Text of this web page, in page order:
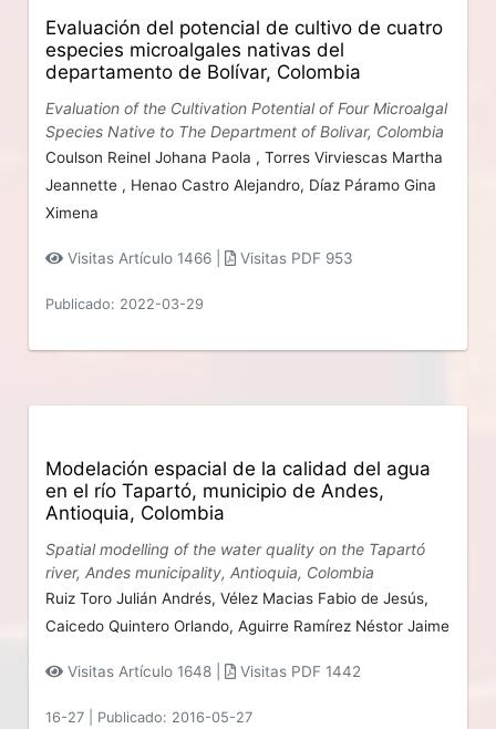
Evaluación del potencial de cultivo de cuatro
especies microalgales nativas del
departamento de Bolívar, Colombia
Evaluation of the Cultivation Potential of Four Microalgal
Species Native to The Department of Bolivar, Colombia
Coulson Reinel Johana Paola ,Torres Virviescas Martha
Jeannette , Henao Castro Alejandro, Díaz Páramo Gina
Ximena
Visitas Artículo 1466 | Visitas PDF 953
Publicado: 2022-03-29
Modelación espacial de la calidad del agua
en el río Tapartó, municipio de Andes,
Antioquia, Colombia
Spatial modelling of the water quality on the Tapartó
river, Andes municipality, Antioquia, Colombia
Ruiz Toro Julián Andrés,Vélez Macias Fabio de Jesús,
Caicedo Quintero Orlando,Aguirre Ramírez Néstor Jaime
Visitas Artículo 1648 | Visitas PDF 1442
16-27 Publicado: 2016-05-27